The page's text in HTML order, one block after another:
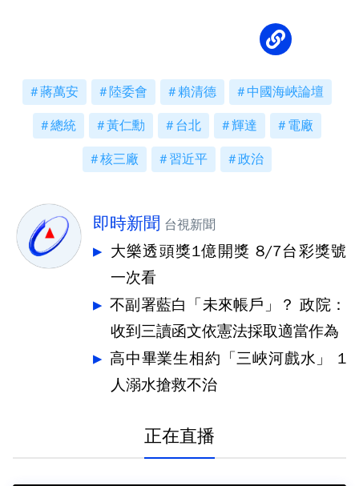
蔣萬安 陸委會 賴清德 中國海峽論壇
總統 黃仁勳 台北 輝達 電廠
核三廠 習近平 政治
即時新聞 台視新聞
大樂透頭獎1億開獎 8/7台彩獎號
一次看
不副署藍白「未來帳戶」？ 政院：
收到三讀函文依憲法採取適當作為
高中畢業生相約「三峽河戲水」 1
人溺水搶救不治
正在直播